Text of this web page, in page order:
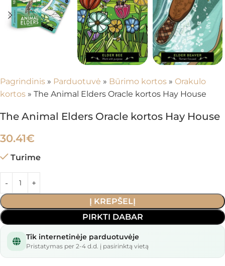
Pagrindinis » Parduotuvė » Būrimo kortos » Orakulo
kortos » The Animal Elders Oracle kortos Hay House
The Animal Elders Oracle kortos Hay House
30.41€
Turime
Į KREPŠELĮ
PIRKTI DABAR
Tik internetinėje parduotuvėje
Pristatymas per 2-4 d.d. į pasirinktą vietą